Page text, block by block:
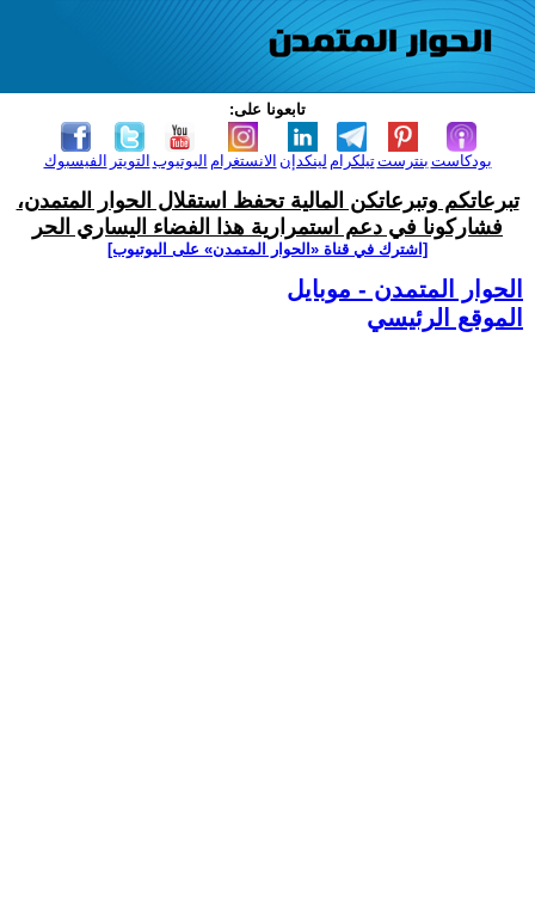
تابعونا على:
الفيسبوك التويتر اليوتيوب الانستغرام لينكدإن تيلكرامبنترست بودكاست
تبرعاتكم وتبرعاتكن المالية تحفظ استقلال الحوار المتمدن،
فشاركونا في دعم استمرارية هذا الفضاء اليساري الحر
[اشترك في قناة ‫«الحوار المتمدن» على اليوتيوب]
الحوار المتمدن - موبايل
الموقع الرئيسي